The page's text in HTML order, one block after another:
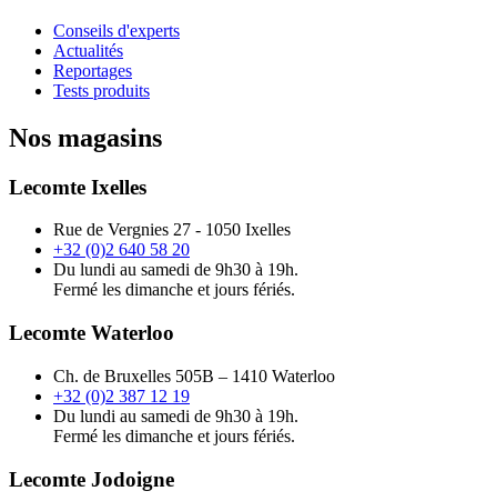
Conseils d'experts
Actualités
Reportages
Tests produits
Nos magasins
Lecomte Ixelles
Rue de Vergnies 27 - 1050 Ixelles
+32 (0)2 640 58 20
Du lundi au samedi de 9h30 à 19h.
Fermé les dimanche et jours fériés.
Lecomte Waterloo
Ch. de Bruxelles 505B – 1410 Waterloo
+32 (0)2 387 12 19
Du lundi au samedi de 9h30 à 19h.
Fermé les dimanche et jours fériés.
Lecomte Jodoigne